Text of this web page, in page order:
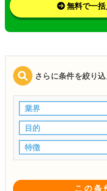
無料で一
さらに条件を絞り
業界
目的
特徴
この条